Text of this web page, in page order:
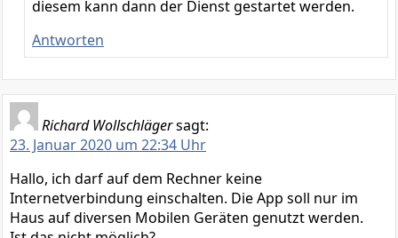
diesem kann dann der Dienst gestartet werden.
Antworten
Richard Wollschlägersagt:
23. Januar 2020 um 22:34 Uhr
Hallo, ich darf auf dem Rechner keine
Internetverbindung einschalten. Die App soll nur im
Haus auf diversen Mobilen Geräten genutzt werden.